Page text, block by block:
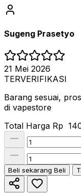
Sugeng Prasetyo
21 Mei 2026
TERVERIFIKASI
Barang sesuai,
di vapestore
Total Harga Rp
Beli sekarang Beli